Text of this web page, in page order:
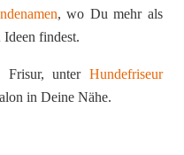
, wo Du mehr als
Ideen findest.
Frisur, unter Hundefriseur
in Deine Nähe.